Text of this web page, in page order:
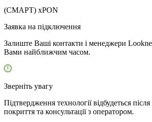
(СМАРТ) xPON
Заявка на підключення
Залиште Ваші контакти і менеджери
Вами найближчим часом.
Зверніть увагу
Підтвердження технології відбудеться
покриття та консультації з оператором.